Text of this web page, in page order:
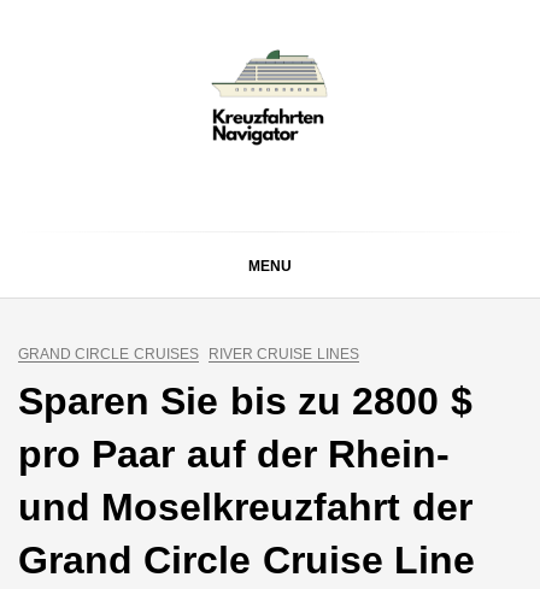
MENU
GRAND CIRCLE CRUISES RIVER CRUISE LINES
Sparen Sie bis zu 2800 $
pro Paar auf der Rhein-
und Moselkreuzfahrt der
Grand Circle Cruise Line